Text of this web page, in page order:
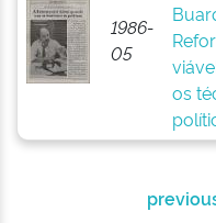
1986-
05
os